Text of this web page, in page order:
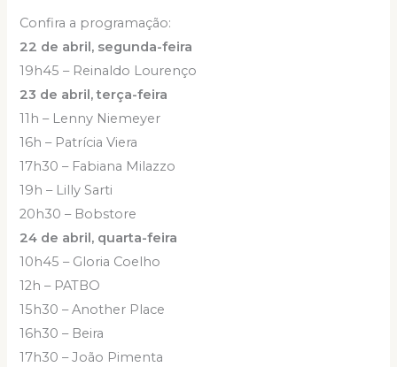
Confira a programação:
22 de abril, segunda-feira
19h45 – Reinaldo Lourenço
23 de abril, terça-feira
11h – Lenny Niemeyer
16h – Patrícia Viera
17h30 – Fabiana Milazzo
19h – Lilly Sarti
20h30 – Bobstore
24 de abril, quarta-feira
10h45 – Gloria Coelho
12h – PATBO
15h30 – Another Place
16h30 – Beira
17h30 – João Pimenta